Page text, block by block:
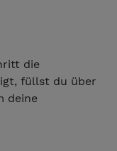
die
füllst du über
deine